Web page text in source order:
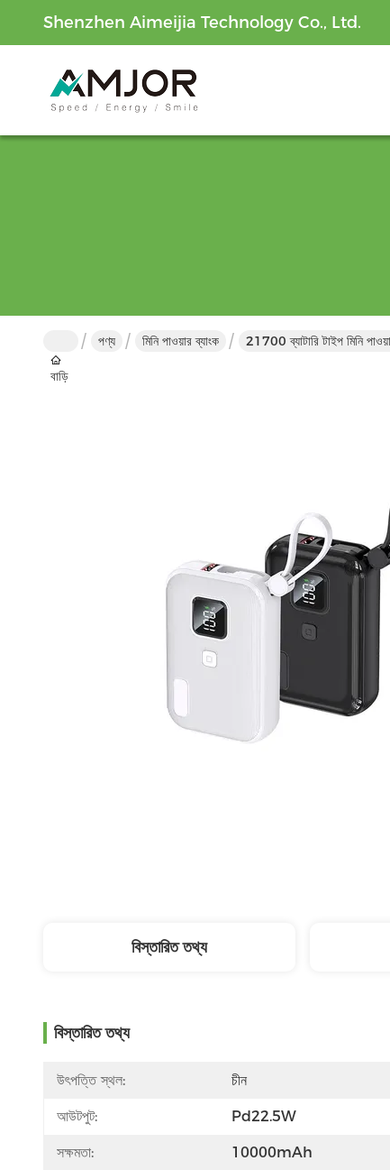
Shenzhen Aimeijia Technology Co., Ltd.
বাড়ি
পণ্য মিনি পাওয়ার ব্যাংক 21700 ব্যাটারি টাইপ মিনি
বিস্তারিত তথ্য
বিস্তারিত তথ্য
উৎপত্তি স্থল: চীন
আউটপুট: Pd22.5W
সক্ষমতা: 10000mAh